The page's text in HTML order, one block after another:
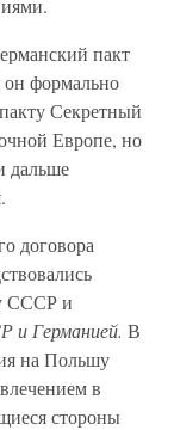
пакт
он формально
Секретный
Европе, но
дальше
договора
СССР и
Германией. В
на Польшу
в
стороны